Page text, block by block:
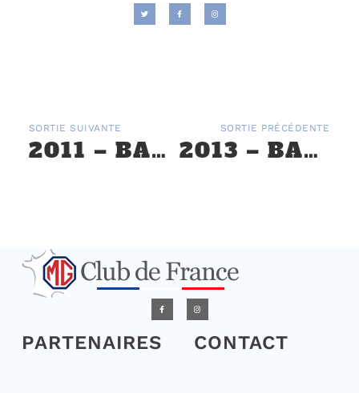
SORTIE SUIVANTE
2011 – BALADE EN PICARDIE, DES MG ET DES AVIONS ANCIENS
SORTIE PRÉCÉDENTE
2013 – BALADE MG EN CÔTES RÔTIES DU 31 MAI AU 2 JUIN
PARTENAIRES CONTACT